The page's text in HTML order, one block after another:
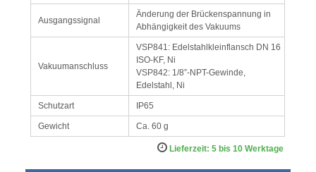
Ausgangssignal
Änderung der Brückenspannung in
Abhängigkeit des Vakuums
Vakuumanschluss
VSP841: Edelstahlkleinflansch DN 16
ISO-KF, Ni
VSP842: 1/8”-NPT-Gewinde,
Edelstahl, Ni
Schutzart IP65
Gewicht Ca. 60 g
Lieferzeit: 5 bis 10 Werktage